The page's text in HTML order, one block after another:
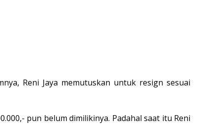
Reni Jaya memutuskan untuk resign sesuai
pun belum dimilikinya. Padahal saat itu Reni